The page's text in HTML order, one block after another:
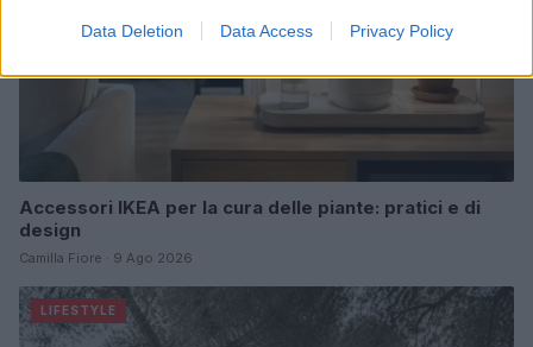
Data Deletion Data Access Privacy Policy
Accessori IKEA per la cura delle piante: pratici e di
design
Camilla Fiore · 9 Ago 2026
LIFESTYLE